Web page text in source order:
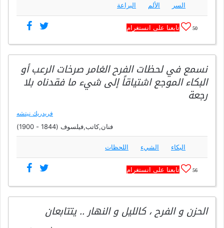
السر الألم البراعة
50 تابعنا على انستغرام
نسمع في لحظات الفرح الغامر صرخات الرعب أو
البكاء الموجع اشتياقاً إلى شيء ما فقدناه بلا
رجعة
فريدريك نيتشه
فنان,كاتب,فيلسوف (1844 - 1900)
البكاء الشيء اللحظات
56 تابعنا على انستغرام
الحزن و الفرح ، كالليل و النهار .. يتتابعان